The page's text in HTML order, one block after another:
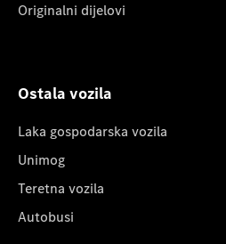
Originalni dijelovi
Ostala vozila
Laka gospodarska vozila
Unimog
Teretna vozila
Autobusi